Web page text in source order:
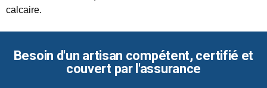
calcaire.
Besoin d'un artisan compétent, certifié et
couvert par l'assurance